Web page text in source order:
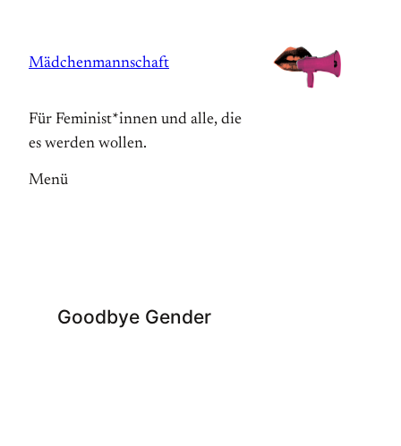
springen
Mädchenmannschaft
Für Feminist*innen und alle, die
es werden wollen.
Menü
Goodbye Gender